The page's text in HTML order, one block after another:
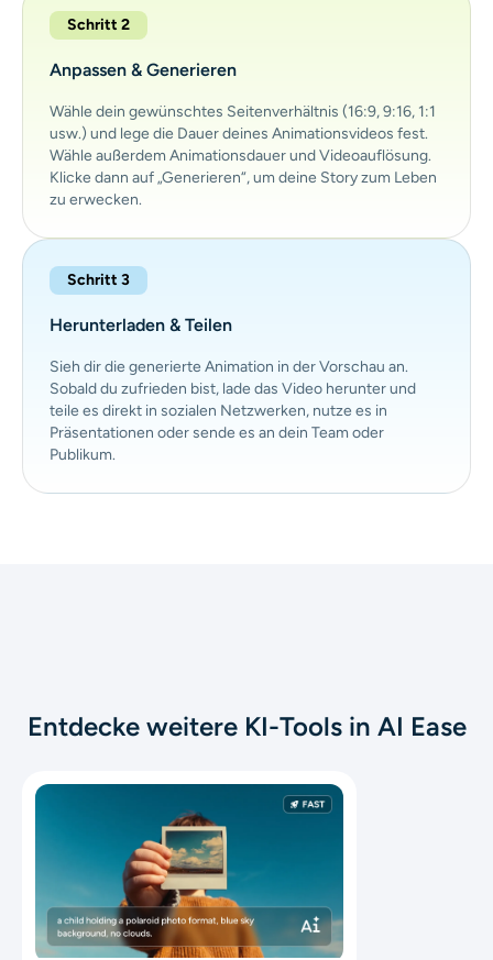
Schritt 2
Anpassen & Generieren
Wähle dein gewünschtes Seitenverhältnis (16:9, 9:16, 1:1
usw.) und lege die Dauer deines Animationsvideos fest.
Wähle außerdem Animationsdauer und Videoauflösung.
Klicke dann auf „Generieren“, um deine Story zum Leben
zu erwecken.
Schritt 3
Herunterladen & Teilen
Sieh dir die generierte Animation in der Vorschau an.
Sobald du zufrieden bist, lade das Video herunter und
teile es direkt in sozialen Netzwerken, nutze es in
Präsentationen oder sende es an dein Team oder
Publikum.
Entdecke weitere KI-Tools in AI Ease